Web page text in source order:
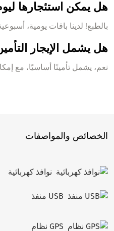
هل يمكن استئجارها
بالطبع! لدينا باقات يومية،
هل يشمل الإيجار
نعم، يشمل تأمينًا أساسيًا، مع
الخصائص والمواصفات
نوافذ كهربائية
USB منفذ
GPS نظام